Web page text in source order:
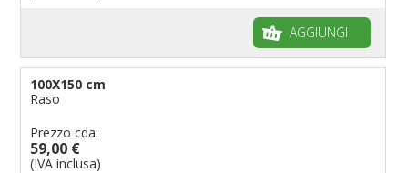
AGGIUNGI
100X150 cm
Raso
Prezzo cda:
59,00 €
(IVA inclusa)